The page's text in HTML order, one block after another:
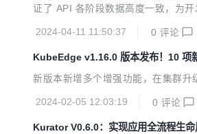
证了 API 各阶段数据高度一致，为
2024-04-11 11:50:37 0 评论
KubeEdge v1.16.0 版本发布！10 项
新版本新增多个增强功能，在集群升
2024-02-05 12:03:19 0 评论
Kurator V0.6.0：实现应用全流程生命